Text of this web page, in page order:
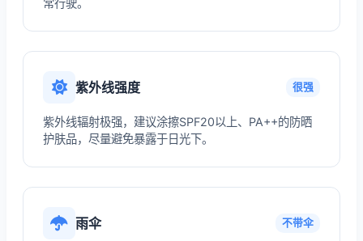
常行驶。
紫外线强度 很强
紫外线辐射极强，建议涂擦SPF20以上、PA++的防晒
护肤品，尽量避免暴露于日光下。
雨伞 不带伞